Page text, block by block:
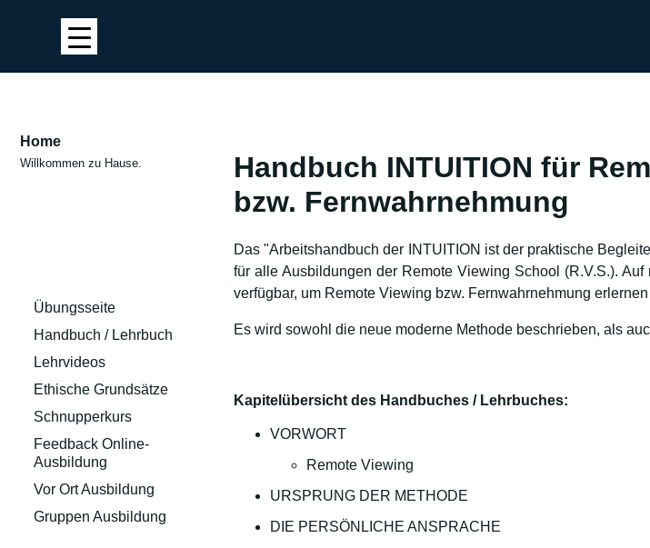
Home
Willkommen zu Hause.
Übungsseite
Handbuch / Lehrbuch
Lehrvideos
Ethische Grundsätze
Schnupperkurs
Feedback Online-
Ausbildung
Vor Ort Ausbildung
Gruppen Ausbildung
Handbuch INTUITION für
bzw. Fernwahrnehmung
Das "Arbeitshandbuch der INTUITION ist der praktische
für alle Ausbildungen der Remote Viewing School (R.V.S.).
verfügbar, um Remote Viewing bzw. Fernwahrnehmung
Es wird sowohl die neue moderne Methode beschrieben, als
Kapitelübersicht des Handbuches / Lehrbuches:
VORWORT
Remote Viewing
URSPRUNG DER METHODE
DIE PERSÖNLICHE ANSPRACHE